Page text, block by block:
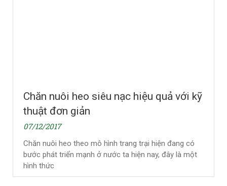
Chăn nuôi heo siêu nạc hiệu quả với kỹ
thuật đơn giản
07/12/2017
Chăn nuôi heo theo mô hình trang trại hiện đang có
bước phát triển mạnh ở nước ta hiện nay, đây là một
hình thức